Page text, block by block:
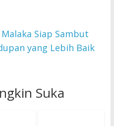
Siap Sambut
yang Lebih Baik
Suka